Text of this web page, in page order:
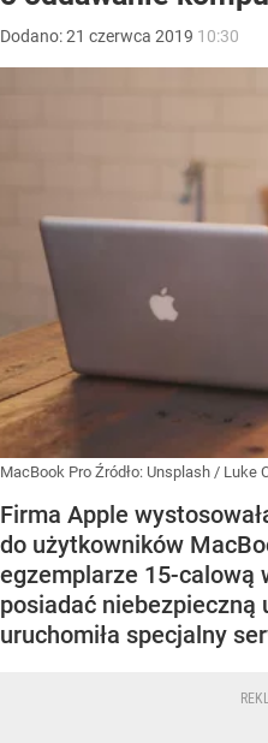
Dodano:21 czerwca 2019 10:30
MacBook Pro Źródło: Unsplash / Luke
Firma Apple
do użytkowników
egzemplarze 15-calową
posiadać niebezpieczną
uruchomiła specjalny